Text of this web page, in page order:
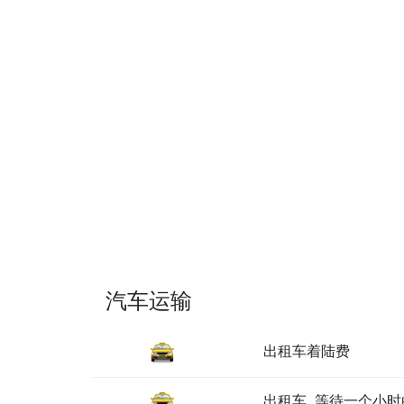
汽车运输
出租车着陆费
出租车, 等待一个小